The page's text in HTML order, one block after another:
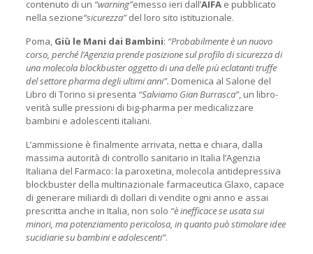
contenuto di un “warning”emesso ieri dall’AIFAe pubblicato
nella sezione“sicurezza”del loro sito istituzionale.
Poma, Giù le Mani dai Bambini: “Probabilmente è un nuovo
corso, perché l’Agenzia prende posizione sul profilo di sicurezza di
una molecola blockbuster oggetto di una delle più eclatanti truffe
del settore pharma degli ultimi anni”. Domenica al Salone del
Libro di Torino si presenta “Salviamo Gian Burrasca”, un libro-
verità sulle pressioni di big-pharma per medicalizzare
bambini e adolescenti italiani.
L’ammissione è finalmente arrivata, netta e chiara, dalla
massima autorità di controllo sanitario in Italia l’Agenzia
Italiana del Farmaco: la paroxetina, molecola antidepressiva
blockbuster della multinazionale farmaceutica Glaxo, capace
di generare miliardi di dollari di vendite ogni anno e assai
prescritta anche in Italia, non solo “è inefficace se usata sui
minori, ma potenziamento pericolosa, in quanto può stimolare idee
sucidiarie su bambini e adolescenti”.